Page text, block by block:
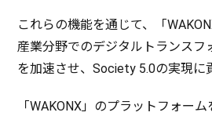
これらの機能を通じて、「
産業分野でのデジタルトランスフ
を加速させ、Society 5.0の実現に
「WAKONX」のプラットフォーム